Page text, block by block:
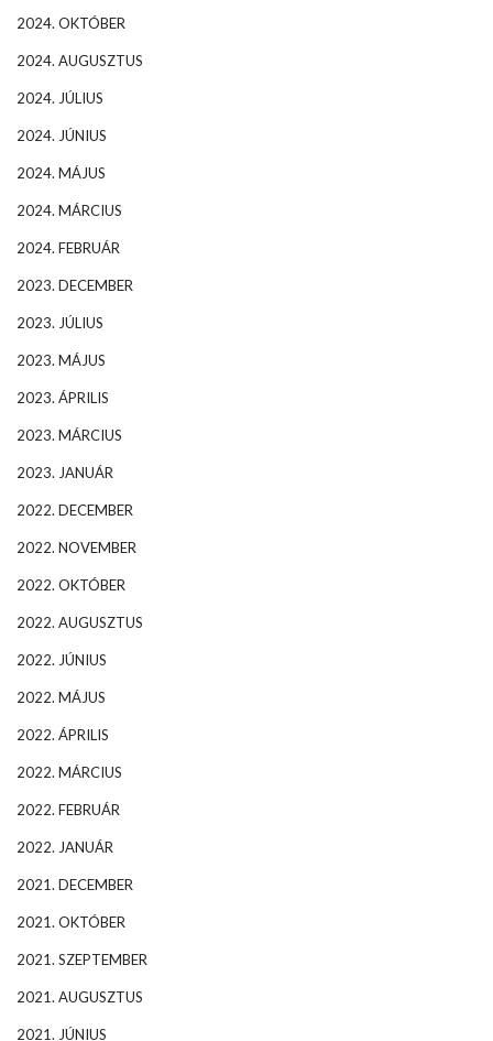
2024. OKTÓBER
2024. AUGUSZTUS
2024. JÚLIUS
2024. JÚNIUS
2024. MÁJUS
2024. MÁRCIUS
2024. FEBRUÁR
2023. DECEMBER
2023. JÚLIUS
2023. MÁJUS
2023. ÁPRILIS
2023. MÁRCIUS
2023. JANUÁR
2022. DECEMBER
2022. NOVEMBER
2022. OKTÓBER
2022. AUGUSZTUS
2022. JÚNIUS
2022. MÁJUS
2022. ÁPRILIS
2022. MÁRCIUS
2022. FEBRUÁR
2022. JANUÁR
2021. DECEMBER
2021. OKTÓBER
2021. SZEPTEMBER
2021. AUGUSZTUS
2021. JÚNIUS